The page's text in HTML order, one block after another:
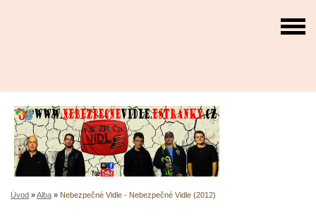
Úvod »Alba » Nebezpečné Vidle - Nebezpečné Vidle (2012)